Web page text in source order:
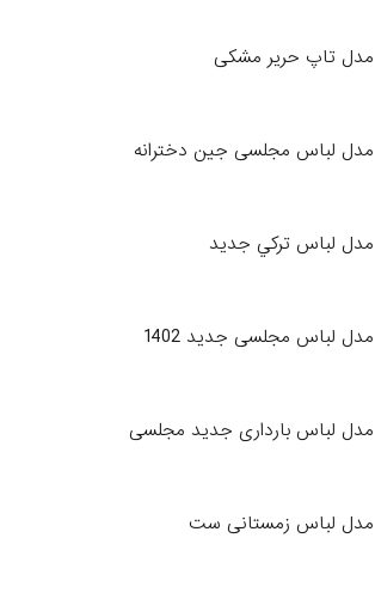
مدل تاپ حریر مشکی
مدل لباس مجلسی جین دخترانه
مدل لباس تركي جديد
مدل لباس مجلسی جدید 1402
مدل لباس بارداری جدید مجلسی
مدل لباس زمستانی ست